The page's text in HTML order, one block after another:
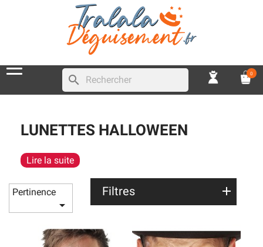
search 0
LUNETTES HALLOWEEN
Lire la suite
Pertinence

Filtres